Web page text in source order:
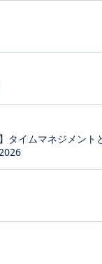
タイムマネジメント